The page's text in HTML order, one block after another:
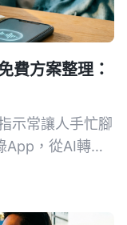
費方案整理：
示常讓人手忙腳
App，從AI轉文